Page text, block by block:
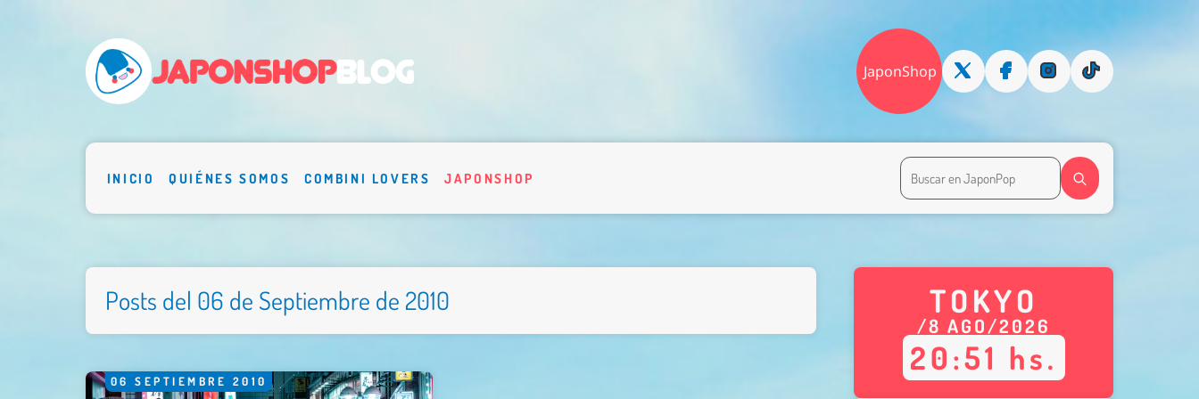
JaponShop
INICIO QUIÉNES SOMOS COMBINI LOVERS JAPONSHOP
Posts del 06 de Septiembre de 2010
06 SEPTIEMBRE 2010
TOKYO
/8 AGO/2026
20:51 hs.